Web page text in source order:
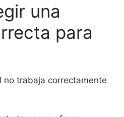
una
para
no trabaja correctamente